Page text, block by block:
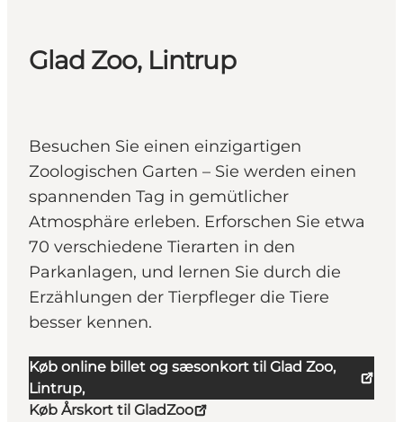
Glad Zoo, Lintrup
Besuchen Sie einen einzigartigen
Zoologischen Garten – Sie werden einen
spannenden Tag in gemütlicher
Atmosphäre erleben. Erforschen Sie etwa
70 verschiedene Tierarten in den
Parkanlagen, und lernen Sie durch die
Erzählungen der Tierpfleger die Tiere
besser kennen.
Køb online billet og sæsonkort til Glad Zoo,
Lintrup,
Køb Årskort til GladZoo